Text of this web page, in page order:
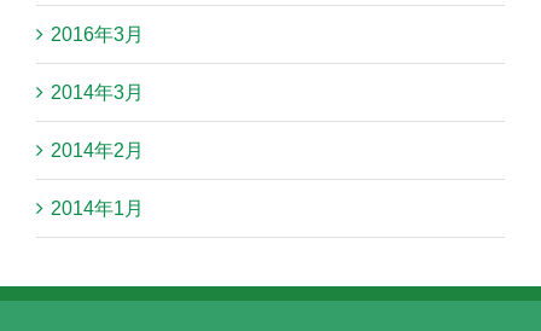
2016年3月
2014年3月
2014年2月
2014年1月